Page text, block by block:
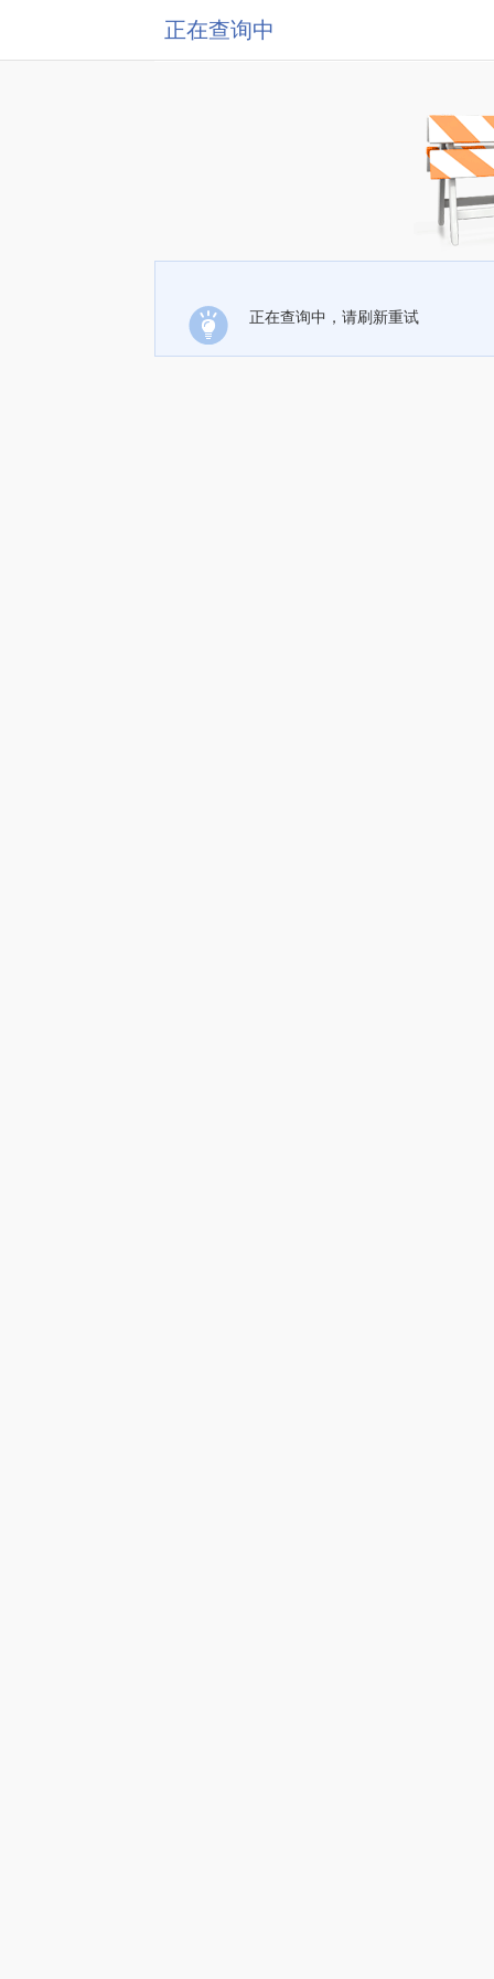
正在查询中
正在查询中，请刷新重试